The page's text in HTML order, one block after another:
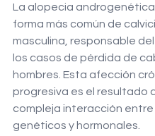
La alopecia androgenética
forma más común de
masculina, responsable del
los casos de pérdida de
hombres. Esta afección
progresiva es el resultado
compleja interacción
genéticos y hormonales.